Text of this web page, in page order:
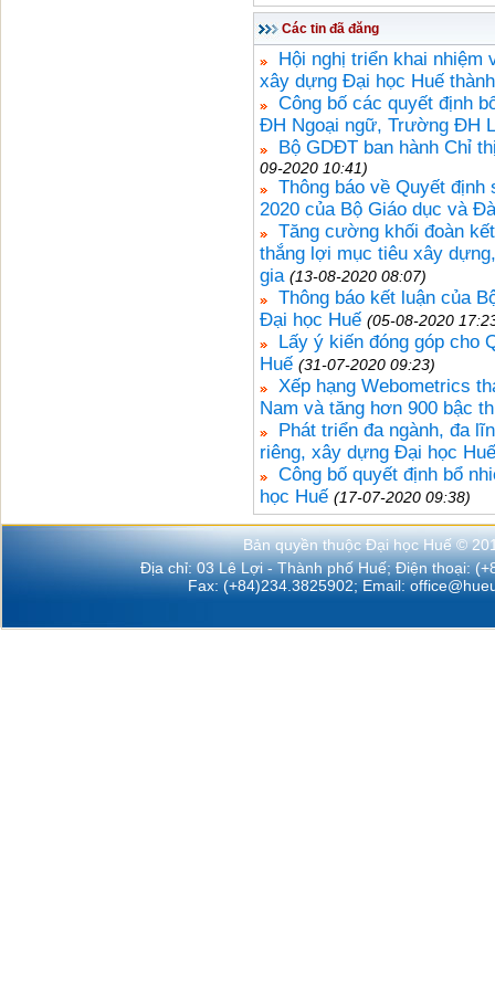
Các tin đã đăng
Hội nghị triển khai nhiệm
xây dựng Đại học Huế
Công bố các quyết định
ĐH Ngoại ngữ, Trường ĐH
Bộ GDĐT ban hành Chỉ
09-2020 10:41)
Thông báo về Quyết
2020 của Bộ Giáo dục và
Tăng cường khối đoàn
thắng lợi mục tiêu xây
gia (13-08-2020 08:07)
Thông báo kết luận của
Đại học Huế (05-08-2020
Lấy ý kiến đóng góp cho
Huế (31-07-2020 09:23)
Xếp hạng Webometrics
Nam và tăng hơn 900 bậc
Phát triển đa ngành, đa
riêng, xây dựng Đại học
Công bố quyết định bổ
học Huế (17-07-2020 09:38)
Bản quyền thuộc Đại học Huế ©
Địa chỉ: 03 Lê Lợi - Thành phố Huế; Điện thoại:
Fax: (+84)234.3825902; Email: